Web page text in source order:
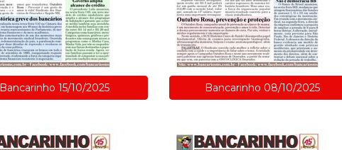
Bancarinho 15/10/2025 Bancarinho 08/10/2025